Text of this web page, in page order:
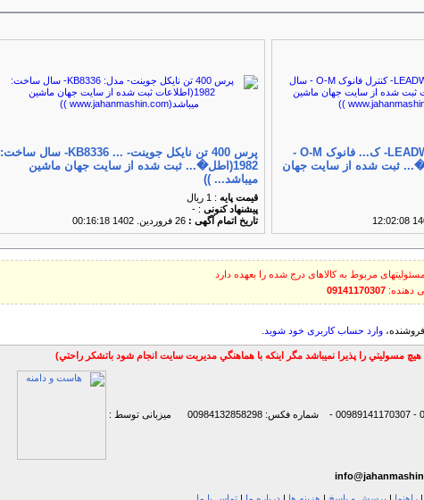
تپینگ سنتر مارک LEADWELL- ک... فانوک O-M -
1995(اطل�... ثبت شده از سایت جهان
پرس 400 تن نایکل جوینت- ... KB8336- سال ساخت:
1982(اطل�... ثبت شده از سایت جهان ماشین
میباشد... ))
قیمت پایه : 1 ریال
پیشنهاد كنونی : -
تاریخ اتمام آگهی :
مربوط به کالاهای درج شده را بعهده دارد
دهنده:09141170307
وارد حساب کاربری خود شوید
مسوليتي را پذيرا نميباشد مگر اينكه با هماهنگي مديريت سايت انجام شود باتشكر راحتي)
شماره فکس: 00984132858298 میزبانی توسط :